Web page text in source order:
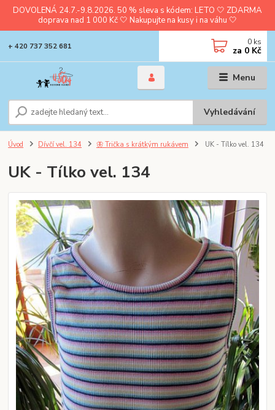
DOVOLENÁ 24.7.-9.8.2026. 50 % sleva s kódem: LETO 🤍 ZDARMA
doprava nad 1 000 Kč 🤍 Nakupujte na kusy i na váhu 🤍
Menu
Vyhledávání
+ 420 737 352 681 0 ks
za 0 Kč
Úvod Dívčí vel. 134 🦋 Trička s krátkým rukávem UK - Tílko vel. 134
UK - Tílko vel. 134